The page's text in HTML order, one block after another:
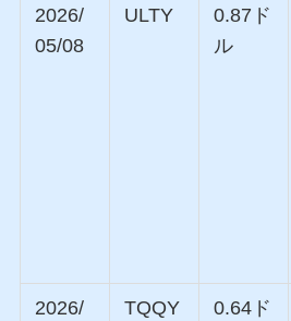
2026/
05/08
ULTY
0.87ド
ル
2026/
TQQY
0.64ド